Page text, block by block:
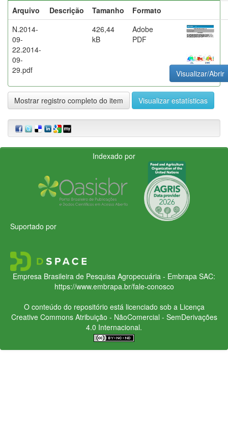
Arquivo
Descrição Tamanho
Formato
N.2014-
09-
22.2014-
09-
29.pdf
426,44
kB
Adobe
PDF
Visualizar/Abrir
Mostrar registro completo do item Visualizar estatísticas
Indexado por
Suportado por
Empresa Brasileira de Pesquisa Agropecuária - Embrapa SAC:
https://www.embrapa.br/fale-conosco
O conteúdo do repositório está licenciado sob a Licença
Creative CommonsAtribuição - NãoComercial - SemDerivações
4.0 Internacional.